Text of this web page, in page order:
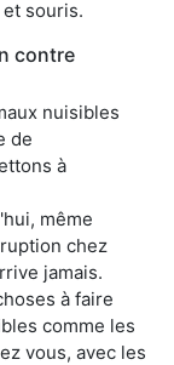
souris.
contre
nuisibles
de
à
même
chez
jamais.
à faire
comme les
vous, avec les